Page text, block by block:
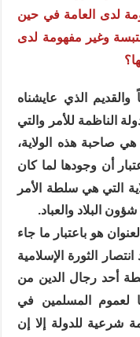
لدى العامة في حين
وغير مفهومة لدى
الذي عايشناه
الناظمة للأمر والتي
صاحبة هذه الولاية،
أن وجودها لما كان
التي هي سلطة الأمر
البلاد والعباد.
هو باعتبار ما جاء
الثورة الإسلامية
أحد رجال الدين من
لعموم المسلمين في
شرعية للدولة إلا إن